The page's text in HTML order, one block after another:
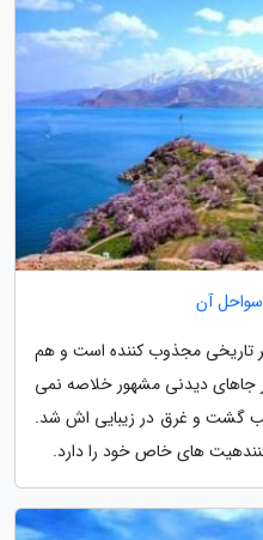
سواحل آن
تاریخی مجذوب کننده است و هم
جاهای دیدنی مشهور خلاصه نمی
گشت و غرق در زیبایی اش شد.
های خاص خود را دارد.